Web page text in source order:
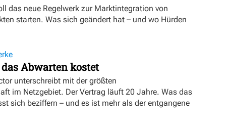
das neue Regelwerk zur Marktintegration von
starten. Was sich geändert hat – und wo Hürden
Abwarten kostet
unterschreibt mit der größten
im Netzgebiet. Der Vertrag läuft 20 Jahre. Was das
sich beziffern – und es ist mehr als der entgangene